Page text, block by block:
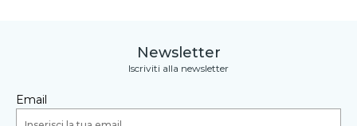
Newsletter
Iscriviti alla newsletter
Email